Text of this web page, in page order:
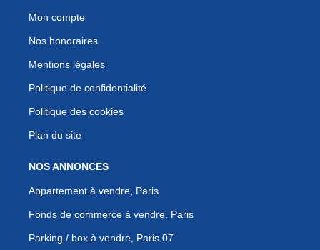
Mon compte
Nos honoraires
Mentions légales
Politique de confidentialité
Politique des cookies
Plan du site
NOS ANNONCES
Appartement à vendre, Paris
Fonds de commerce à vendre, Paris
Parking / box à vendre, Paris 07